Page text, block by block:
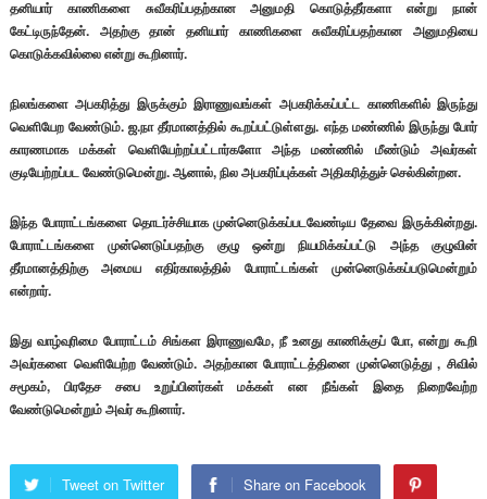
தனியார் காணிகளை சுவீகரிப்பதற்கான அனுமதி கொடுத்தீர்களா என்று நான்
கேட்டிருந்தேன். அதற்கு தான் தனியார் காணிகளை சுவீகரிப்பதற்கான அனுமதியை
கொடுக்கவில்லை என்று கூறினார்.
நிலங்களை அபகரித்து இருக்கும் இராணுவங்கள் அபகரிக்கப்பட்ட காணிகளில் இருந்து
வெளியேற வேண்டும். ஜ.நா தீர்மானத்தில் கூறப்பட்டுள்ளது. எந்த மண்ணில் இருந்து போர்
காரணமாக மக்கள் வெளியேற்றப்பட்டார்களோ அந்த மண்ணில் மீண்டும் அவர்கள்
குடியேற்றப்பட வேண்டுமென்று. ஆனால், நில அபகரிப்புக்கள் அதிகரித்துச் செல்கின்றன.
இந்த போராட்டங்களை தொடர்ச்சியாக முன்னெடுக்கப்படவேண்டிய தேவை இருக்கின்றது.
போராட்டங்களை முன்னெடுப்பதற்கு குழு ஒன்று நியமிக்கப்பட்டு அந்த குழுவின்
தீர்மானத்திற்கு அமைய எதிர்காலத்தில் போராட்டங்கள் முன்னெடுக்கப்படுமென்றும்
என்றார்.
இது வாழ்வுரிமை போராட்டம் சிங்கள இராணுவமே, நீ உனது காணிக்குப் போ, என்று கூறி
அவர்களை வெளியேற்ற வேண்டும். அதற்கான போராட்டத்தினை முன்னெடுத்து , சிவில்
சமூகம், பிரதேச சபை உறுப்பினர்கள் மக்கள் என நீங்கள் இதை நிறைவேற்ற
வேண்டுமென்றும் அவர் கூறினார்.
Tweet on Twitter Share on Facebook